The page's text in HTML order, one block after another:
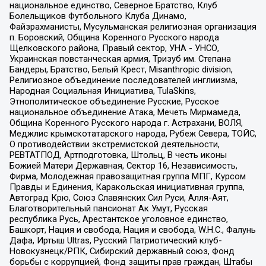
национальное единство, Северное Братство, Клуб
Болельщиков Футбольного Клуба Динамо,
Файзрахманисты, Мусульманская религиозная организация
п. Боровский, Община Коренного Русского народа
Щелковского района, Правый сектор, УНА - УНСО,
Украинская повстанческая армия, Тризуб им. Степана
Бандеры, Братство, Белый Крест, Misanthropic division,
Религиозное объединение последователей инглиизма,
Народная Социальная Инициатива, TulaSkins,
Этнополитическое объединение Русские, Русское
национальное объединение Атака, Мечеть Мирмамеда,
Община Коренного Русского народа г. Астрахани, ВОЛЯ,
Меджлис крымскотатарского народа, Рубеж Севера, ТОЙС,
О противодействии экстремистской деятельности,
РЕВТАТПОД, Артподготовка, Штольц, В честь иконы
Божией Матери Державная, Сектор 16, Независимость,
Фирма, Молодежная правозащитная группа МПГ, Курсом
Правды и Единения, Каракольская инициативная группа,
Автоград Крю, Союз Славянских Сил Руси, Алля-Аят,
Благотворительный пансионат Ак Умут, Русская
республика Русь, Арестантское уголовное единство,
Башкорт, Нация и свобода, Нация и свобода, W.H.С., Фалунь
Дафа, Иртыш Ultras, Русский Патриотический клуб-
Новокузнецк/РПК, Сибирский державный союз, Фонд
борьбы с коррупцией, Фонд защиты прав граждан, Штабы